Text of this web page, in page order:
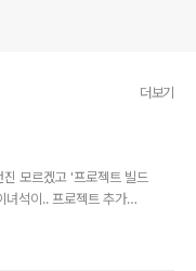
더보기
모르겠고 '프로젝트 빌드
석이.. 프로젝트 추가시
primary